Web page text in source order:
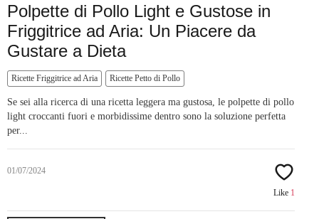
Polpette di Pollo Light e Gustose in
Friggitrice ad Aria: Un Piacere da
Gustare a Dieta
Ricette Friggitrice ad Aria Ricette Petto di Pollo
Se sei alla ricerca di una ricetta leggera ma gustosa, le polpette di pollo
light croccanti fuori e morbidissime dentro sono la soluzione perfetta
per...
01/07/2024
Like 1